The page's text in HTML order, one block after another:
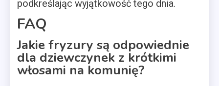
podkreślając wyjątkowość tego dnia.
FAQ
Jakie fryzury są odpowiednie
dla dziewczynek z krótkimi
włosami na komunię?